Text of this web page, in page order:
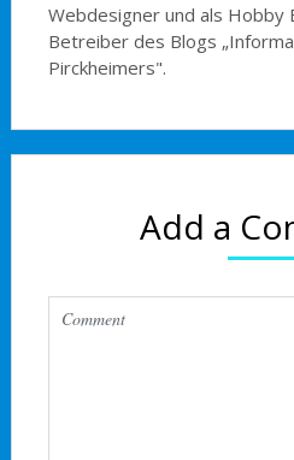
Webdesigner und als Hobby
Betreiber des Blogs
Pirckheimers".
Add a